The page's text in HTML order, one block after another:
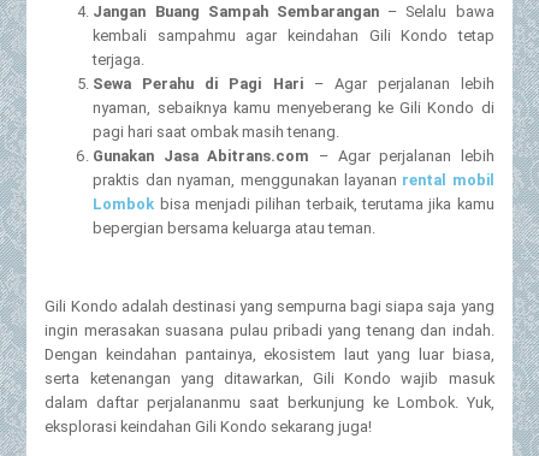
Jangan Buang Sampah Sembarangan – Selalu bawa
kembali sampahmu agar keindahan Gili Kondo tetap
terjaga.
Sewa Perahu di Pagi Hari– Agar perjalanan lebih
nyaman, sebaiknya kamu menyeberang ke Gili Kondo di
pagi hari saat ombak masih tenang.
Gunakan Jasa Abitrans.com – Agar perjalanan lebih
praktis dan nyaman, menggunakan layanan rental mobil
Lombok bisa menjadi pilihan terbaik, terutama jika kamu
bepergian bersama keluarga atau teman.
Gili Kondo adalah destinasi yang sempurna bagi siapa saja yang
ingin merasakan suasana pulau pribadi yang tenang dan indah.
Dengan keindahan pantainya, ekosistem laut yang luar biasa,
serta ketenangan yang ditawarkan, Gili Kondo wajib masuk
dalam daftar perjalananmu saat berkunjung ke Lombok. Yuk,
eksplorasi keindahan Gili Kondo sekarang juga!